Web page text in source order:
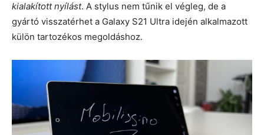
kialakított nyílást. A stylus nem tűnik el végleg, de a
gyártó visszatérhet a Galaxy S21 Ultra idején alkalmazott
külön tartozékos megoldáshoz.